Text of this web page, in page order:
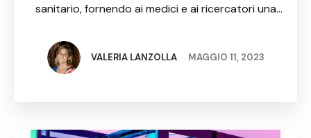
sanitario, fornendo ai medici e ai ricercatori una
utilizzate per migliorare le diagnosi e i trattamenti
medici. Grazie alla …
VALERIA LANZOLLA MAGGIO 11, 2023